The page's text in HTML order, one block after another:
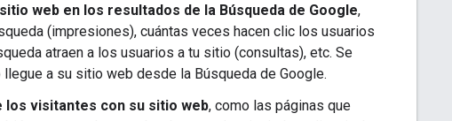
web en los resultados de la Búsqueda de Google,
(impresiones), cuántas veces hacen clic los usuarios
atraen a los usuarios a tu sitio (consultas), etc. Se
llegue a su sitio web desde la Búsqueda de Google.
los visitantes con su sitio web, como las páginas que